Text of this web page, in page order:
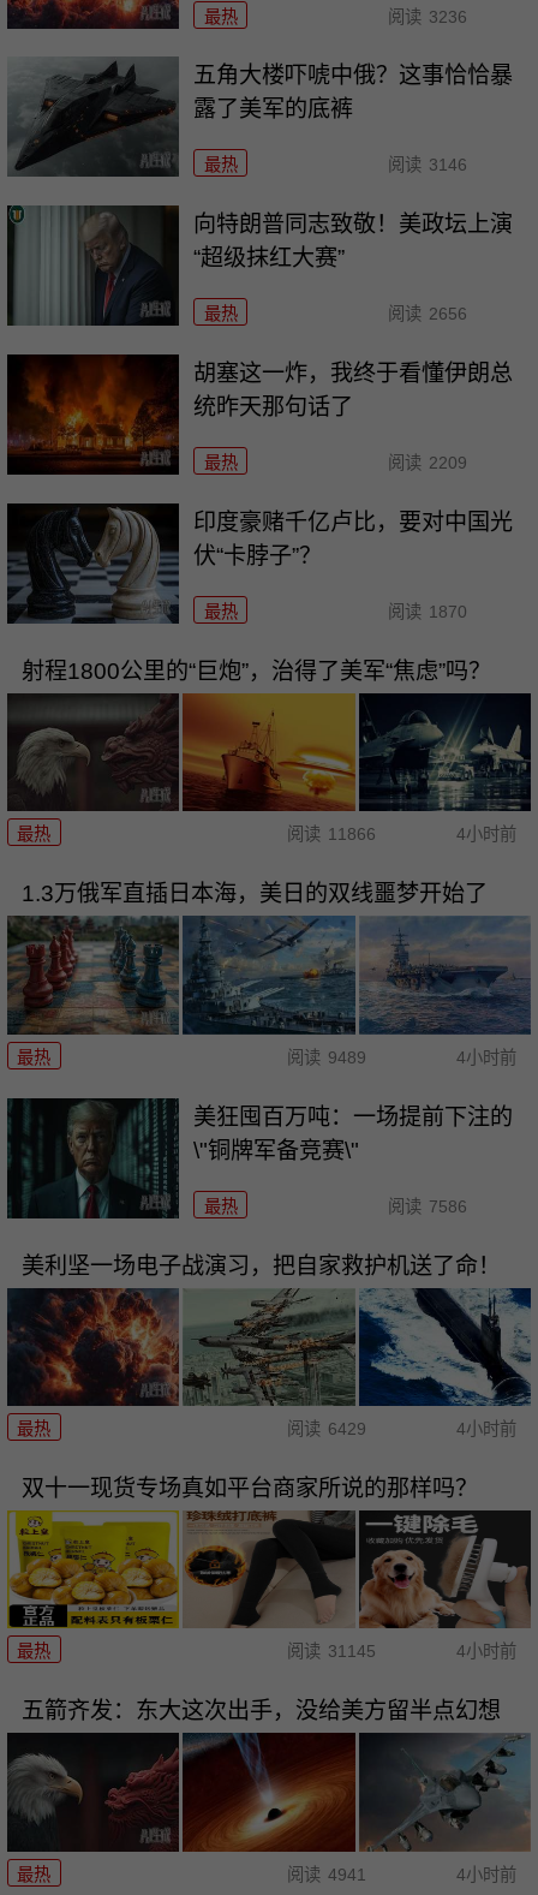
最热 阅读 3236
五角大楼吓唬中俄？这事恰恰暴
露了美军的底裤
最热 阅读 3146
向特朗普同志致敬！美政坛上演
“超级抹红大赛”
最热 阅读 2656
胡塞这一炸，我终于看懂伊朗总
统昨天那句话了
最热 阅读 2209
印度豪赌千亿卢比，要对中国光
伏“卡脖子”？
最热 阅读 1870
射程1800公里的“巨炮”，治得了美军“焦虑”吗？
最热 阅读 11866 4小时前
1.3万俄军直插日本海，美日的双线噩梦开始了
最热 阅读 9489 4小时前
美狂囤百万吨：一场提前下注的
\"铜牌军备竞赛\"
最热 阅读 7586
美利坚一场电子战演习，把自家救护机送了命！
最热 阅读 6429 4小时前
双十一现货专场真如平台商家所说的那样吗？
最热 阅读 31145 4小时前
五箭齐发：东大这次出手，没给美方留半点幻想
最热 阅读 4941 4小时前